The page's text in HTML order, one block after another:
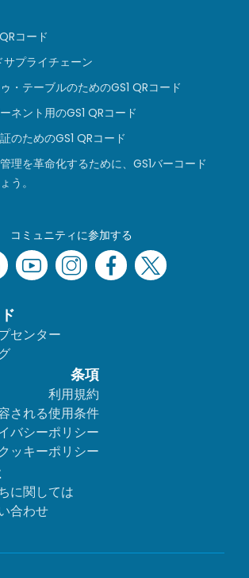
コード
サプライチェーン
・テーブルのためのGS1 QRコード
ネント用のGS1 QRコード
のためのGS1 QRコード
理を革命化するために、GS1バーコード
う。
コミュニティに参加する
センター
条項
利用規約
される使用条件
バシーポリシー
クッキーポリシー
に関しては
合わせ